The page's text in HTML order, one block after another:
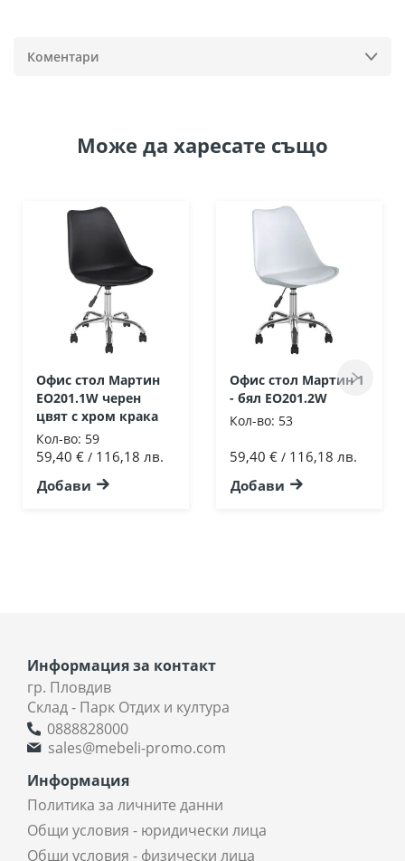
Коментари
Може да харесате също
Офис стол Мартин
ΕΟ201.1W черен
цвят с хром крака
Кол-во: 59
59,40 € / 116,18 лв.
Добави
Офис стол Мартин 1
- бял ΕΟ201.2W
Кол-во: 53
59,40 € / 116,18 лв.
Добави
Информация за контакт
гр. Пловдив
Склад - Парк Отдих и култура
0888828000
sales@mebeli-promo.com
Информация
Политика за личните данни
Общи условия - юридически лица
Общи условия - физически лица